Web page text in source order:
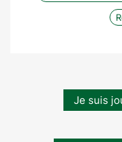
Je suis